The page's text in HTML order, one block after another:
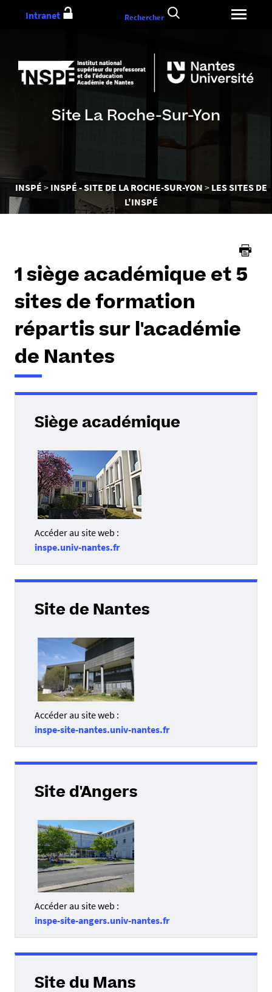
au
Site La Roche-Sur-Yon
Vous
êtes
ici :
INSPÉ INSPÉ - SITE DE LA ROCHE-SUR-YON
LES SITES DE
L'INSPÉ
Intranet Rechercher
1 siège académique et 5
sites de formation
répartis sur l'académie
de Nantes
Siège académique
Accéder au site web :
inspe.univ-nantes.fr
Site de Nantes
Accéder au site web :
inspe-site-nantes.univ-nantes.fr
Site d'Angers
Accéder au site web :
inspe-site-angers.univ-nantes.fr
Site du Mans